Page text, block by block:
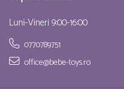
Luni-Vineri 9:00-16:00
0770789751
office@bebe-toys.ro